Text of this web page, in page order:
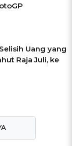
Uang yang
Raja Juli, ke